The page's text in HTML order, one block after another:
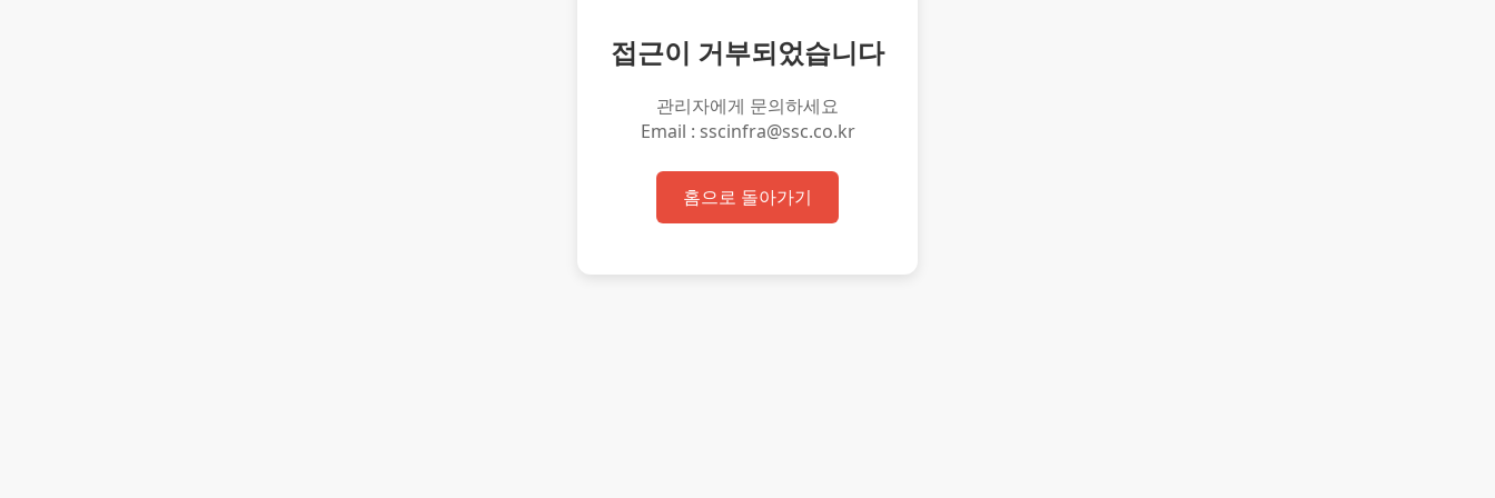
접근이 거부되었습니다
관리자에게 문의하세요
Email : sscinfra@ssc.co.kr
홈으로 돌아가기